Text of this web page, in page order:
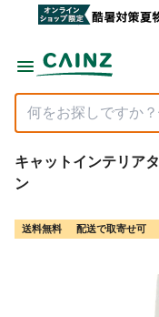
キャットインテリア
ン
送料無料 配送で取寄せ可